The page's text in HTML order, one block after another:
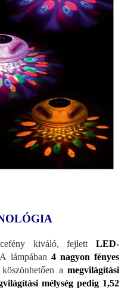
kiváló, fejlett LED-
lámpában 4 nagyon fényes
a megvilágítási
mélység pedig 1,52